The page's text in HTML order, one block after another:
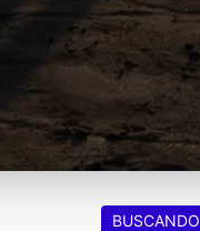
BUSCANDO